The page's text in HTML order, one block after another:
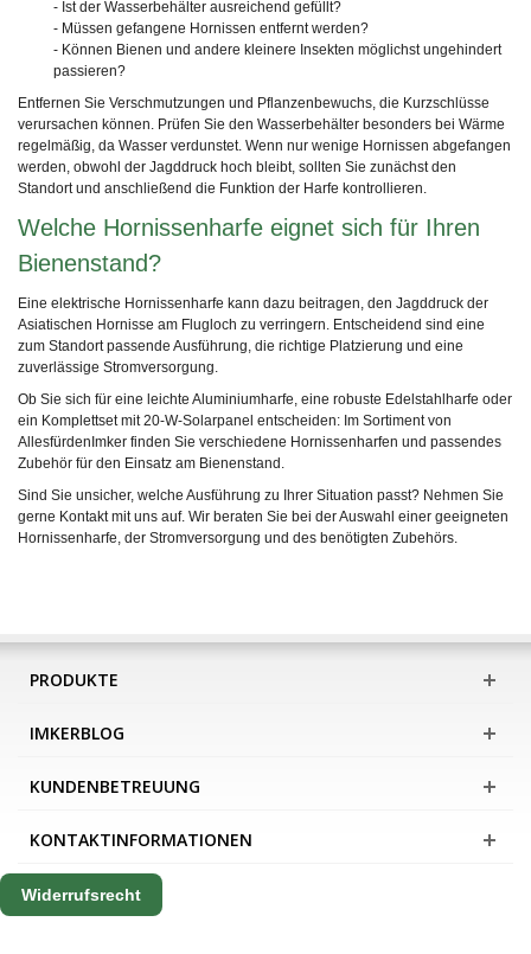
- Ist der Wasserbehälter ausreichend gefüllt?
- Müssen gefangene Hornissen entfernt werden?
- Können Bienen und andere kleinere Insekten möglichst ungehindert
passieren?
Entfernen Sie Verschmutzungen und Pflanzenbewuchs, die Kurzschlüsse
verursachen können. Prüfen Sie den Wasserbehälter besonders bei Wärme
regelmäßig, da Wasser verdunstet. Wenn nur wenige Hornissen abgefangen
werden, obwohl der Jagddruck hoch bleibt, sollten Sie zunächst den
Standort und anschließend die Funktion der Harfe kontrollieren.
Welche Hornissenharfe eignet sich für Ihren
Bienenstand?
Eine elektrische Hornissenharfe kann dazu beitragen, den Jagddruck der
Asiatischen Hornisse am Flugloch zu verringern. Entscheidend sind eine
zum Standort passende Ausführung, die richtige Platzierung und eine
zuverlässige Stromversorgung.
Ob Sie sich für eine leichte Aluminiumharfe, eine robuste Edelstahlharfe oder
ein Komplettset mit 20-W-Solarpanel entscheiden: Im Sortiment von
AllesfürdenImker finden Sie verschiedene Hornissenharfen und passendes
Zubehör für den Einsatz am Bienenstand.
Sind Sie unsicher, welche Ausführung zu Ihrer Situation passt? Nehmen Sie
gerne Kontakt mit uns auf. Wir beraten Sie bei der Auswahl einer geeigneten
Hornissenharfe, der Stromversorgung und des benötigten Zubehörs.
PRODUKTE
IMKERBLOG
KUNDENBETREUUNG
KONTAKTINFORMATIONEN
Widerrufsrecht